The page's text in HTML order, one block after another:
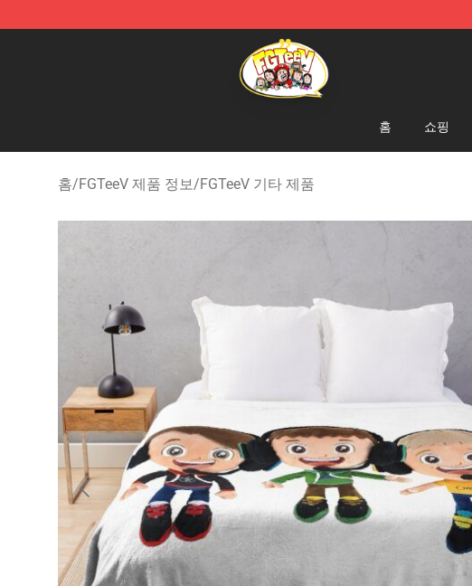
FGTeeV Store - Official FGTeeV Merchandise Shop
홈 쇼핑
홈/FGTeeV 제품 정보/FGTeeV 기타 제품